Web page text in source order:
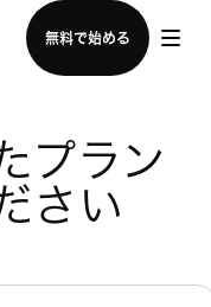
無料で始める
わせる
プラン
さい